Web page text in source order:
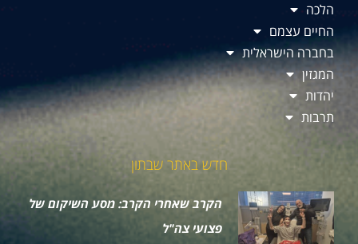
הלכה
החיים עצמם
בחברה הישראלית
המגזין
יהדות
תרבות
חדש באתר שבתון
הקרב שאחרי הקרב: מסע השיקום של
פצועי צה"ל